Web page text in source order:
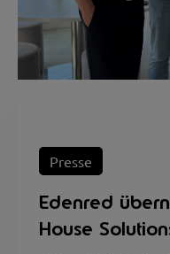
Presse
Edenred
House